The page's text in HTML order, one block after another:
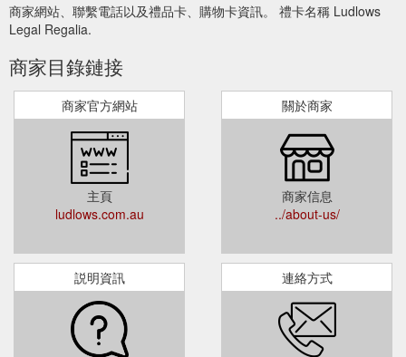
商家網站、聯繫電話以及禮品卡、購物卡資訊。 禮卡名稱 Ludlows
Legal Regalia.
商家目錄鏈接
商家官方網站
主頁
ludlows.com.au
關於商家
商家信息
../about-us/
説明資訊 連絡方式